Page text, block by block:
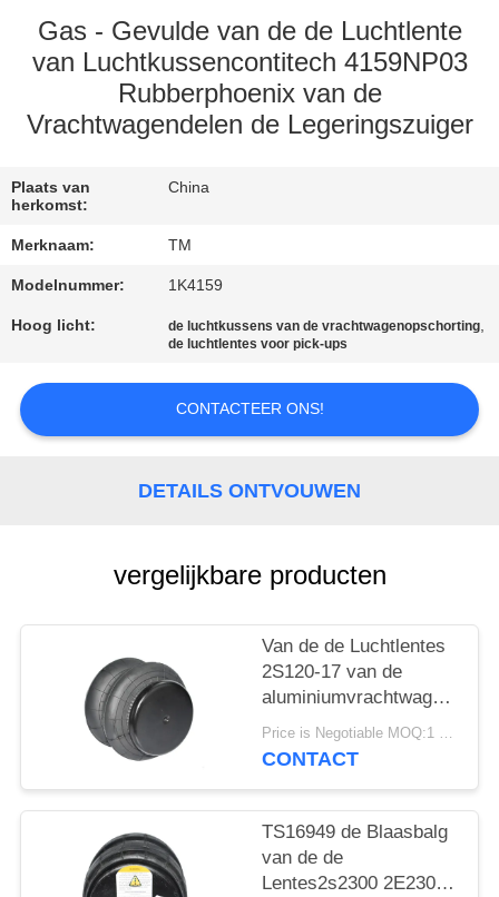
FABRIEKSRONDLEIDING
KWALITEITSCONTROLE
CONTACT
MET
NIEUWS
EEN
OFFERTE
SITEMAP
PRIVACY
BELEID
Gas - Gevulde van de de Luchtlente
van Luchtkussencontitech 4159NP03
Rubberphoenix van de
Vrachtwagendelen de Legeringszuiger
Plaats van
herkomst:
China
Merknaam: TM
Modelnummer: 1K4159
Hoog licht: de luchtkussens van de vrachtwagenopschorting,
de luchtlentes voor pick-ups
CONTACTEER ONS!
DETAILS ONTVOUWEN
vergelijkbare producten
Van de de Luchtlentes
2S120-17 van de
aluminiumvrachtwagen
van de de
Luchtblaasbalg de Auto
Price is Negotiable MOQ:1 PC
CONTACT
TS16949 de Blaasbalg
van de de
Lentes2s2300 2E2300